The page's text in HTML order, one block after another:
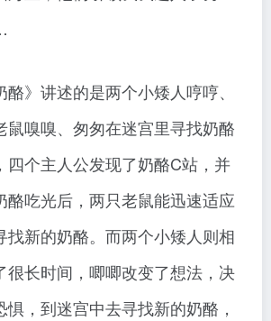
酪》讲述的是两个小矮人哼哼、
鼠嗅嗅、匆匆在迷宫里寻找奶酪
四个主人公发现了奶酪C站，并
酪吃光后，两只老鼠能迅速适应
找新的奶酪。而两个小矮人则相
很长时间，唧唧改变了想法，决
，到迷宫中去寻找新的奶酪，